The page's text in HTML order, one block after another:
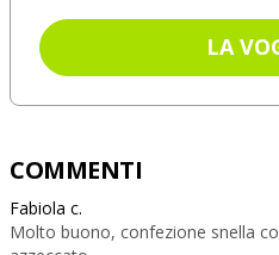
LA
COMMENTI
Fabiola c.
Molto buono, confezione snella